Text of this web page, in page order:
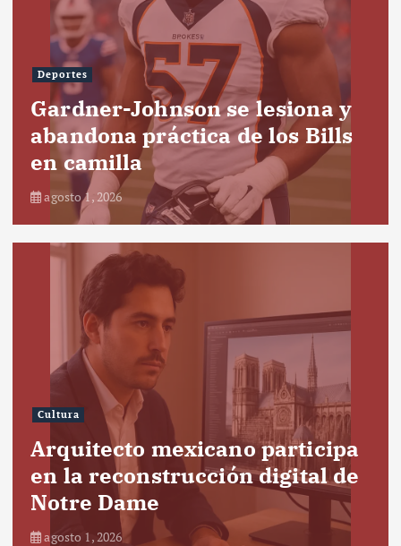
Deportes
Gardner-Johnson se lesiona y
abandona práctica de los Bills
en camilla
agosto 1, 2026
Cultura
Arquitecto mexicano participa
en la reconstrucción digital de
Notre Dame
agosto 1, 2026